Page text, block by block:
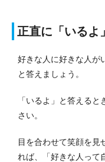
正直に「いるよ
好きな人に好きな人が
と答えましょう。
「いるよ」と答える
さい。
目を合わせて笑顔を見
れば、「好きな人って